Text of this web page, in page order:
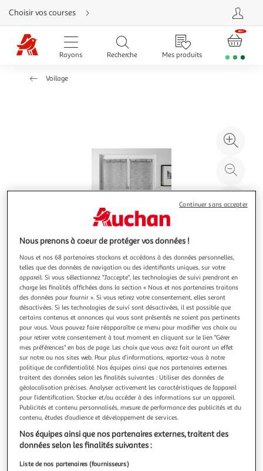
Aller
directement
au
contenu
Aller
directement
Aller
Choisir vos courses
Rayons Recherche Mes produits
Voilage
à
100
le
Illustration
précédente
Illustration
suivante
DOUCEUR D'INTÉRIEUR
Paire de voilages milza 60x120cm anthracite
Informations Techniques : Dimensions : L. 60 x H. 120 cm
Matière : Polyester Spécificités : Vendu par lot de 2
Tendance & moderne Type de fixation : à Passe-Tringle
Poids : 0,407 kg Couleur : Anthracite
En savoir +
Vendu parParis Prix
Livr. ou retrait dès 3/4 jours
A partir de 7,99€
Vendu parParis Prix
Nous prenons à coeur de protéger vos données !
Nous et nos 68 partenaires stockons et accédons à des données personnelles,
telles que des données de navigation ou des identifiants uniques, sur votre
appareil. Si vous sélectionnez "J'accepte", les technologies de suivi prendront en
charge les finalités affichées dans la section « Nous et nos partenaires traitons
des données pour fournir ». Si vous retirez votre consentement, elles seront
désactivées. Si les technologies de suivi sont désactivées, il est possible que
certains contenus et annonces qui vous sont présentés ne soient pas pertinents
pour vous. Vous pouvez faire réapparaître ce menu pour modifier vos choix ou
pour retirer votre consentement à tout moment en cliquant sur le lien "Gérer
mes préférences" en bas de page. Les choix que vous avez fait auront un effet
sur notre ou nos sites web. Pour plus d’informations, reportez-vous à notre
politique de confidentialité. Nos équipes ainsi que nos partenaires externes
traitent des données selon les finalités suivantes : Utiliser des données de
géolocalisation précises. Analyser activement les caractéristiques de l’appareil
pour l’identification. Stocker et/ou accéder à des informations sur un appareil.
Publicités et contenu personnalisés, mesure de performance des publicités et du
contenu, études d’audience et développement de services.
Nos équipes ainsi que nos partenaires externes, traitent des
données selon les finalités suivantes :
Liste de nos partenaires (fournisseurs)
Continuer sans accepter